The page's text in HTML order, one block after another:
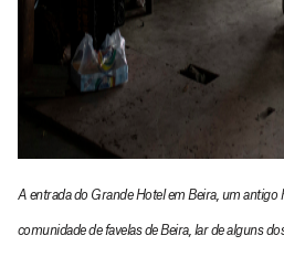
A entrada do Grande Hotel em Beira, um antigo
comunidade de favelas de Beira, lar de alguns